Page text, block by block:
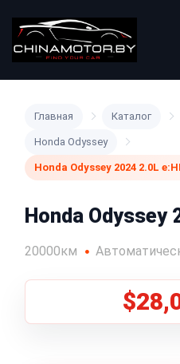
Главная Каталог
Honda Odyssey
Honda Odyssey 2024 2.0L
Honda Odyssey
20000км